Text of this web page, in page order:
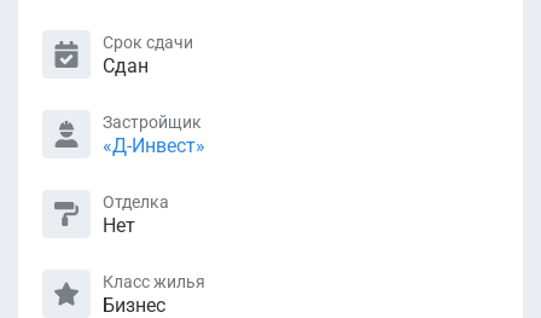
Срок сдачи
Сдан
Застройщик
«Д-Инвест»
Отделка
Нет
Класс жилья
Бизнес